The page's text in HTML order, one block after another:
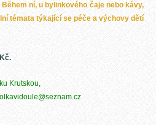
ní, u bylinkového čaje nebo kávy,
témata týkající se péče a výchovy dětí
Krutskou,